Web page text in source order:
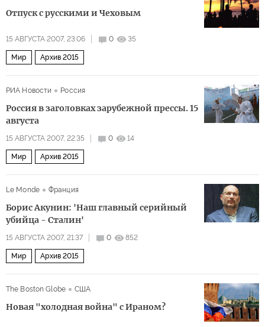
Отпуск с русскими и Чеховым
15 АВГУСТА 2007, 23:06 0 35
Мир Архив 2015
РИА Новости Россия
Россия в заголовках зарубежной прессы. 15
августа
15 АВГУСТА 2007, 22:35 0 14
Мир Архив 2015
Le Monde Франция
Борис Акунин: 'Наш главный серийный
убийца - Сталин'
15 АВГУСТА 2007, 21:37 0 852
Мир Архив 2015
The Boston Globe США
Новая "холодная война" с Ираном?